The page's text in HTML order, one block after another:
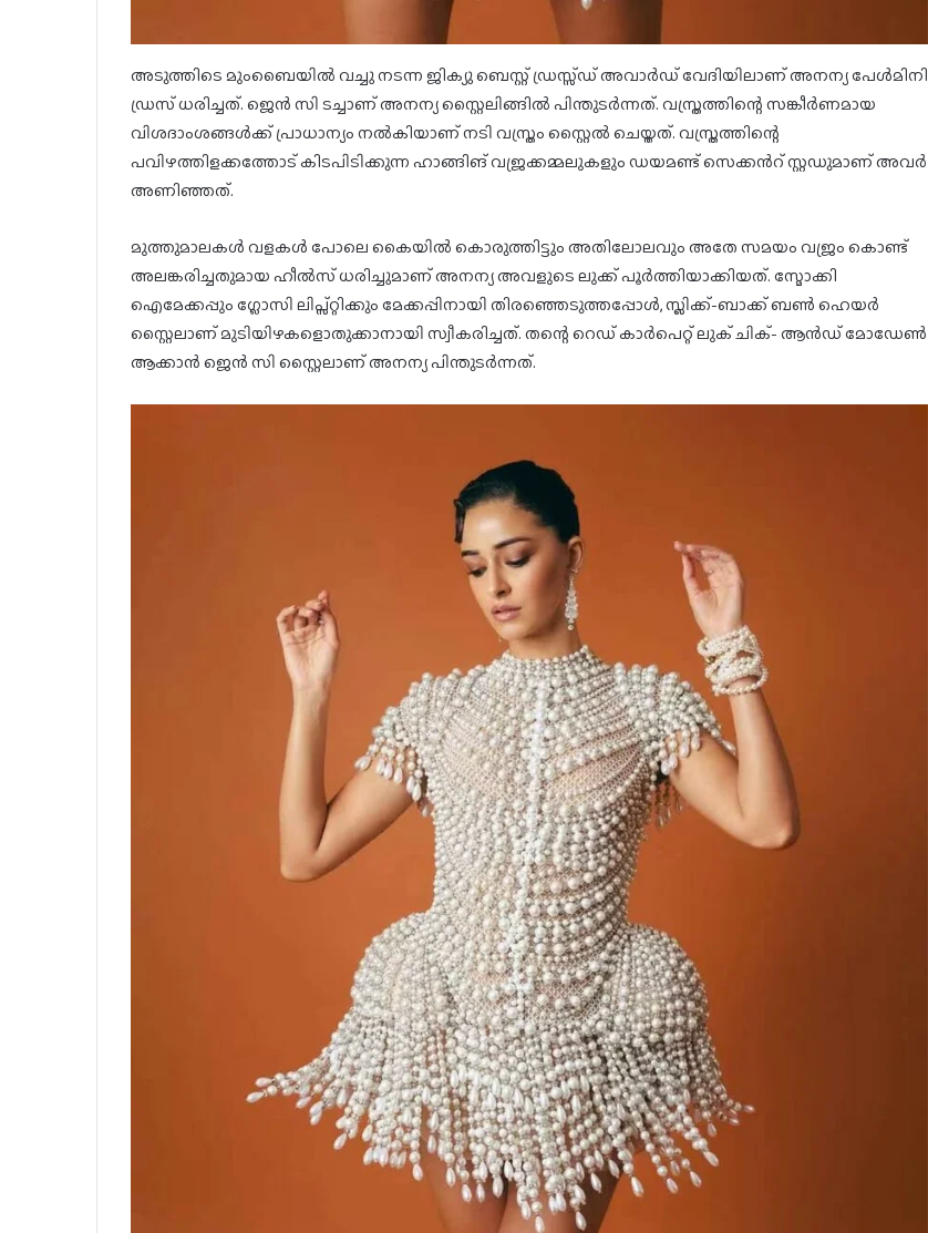
അടുത്തിടെ മുംബൈയിൽ വച്ചു നടന്ന ജിക്യു ബെസ്റ്റ് ഡ്രസ്സ്ഡ് അവാർഡ് വേദിയിലാണ് അനന്യ പേൾമിനി
ഡ്രസ് ധരിച്ചത്. ജെൻ സി ടച്ചാണ് അനന്യ സ്റ്റൈലിങ്ങിൽ പിന്തുടർന്നത്. വസ്ത്രത്തിന്റെ സങ്കീർണമായ
വിശദാംശങ്ങൾക്ക് പ്രാധാന്യം നൽകിയാണ് നടി വസ്ത്രം സ്റ്റൈൽ ചെയ്തത്. വസ്ത്രത്തിന്റെ
പവിഴത്തിളക്കത്തോട് കിടപിടിക്കുന്ന ഹാങ്ങിങ് വജ്രക്കമ്മലുകളും ഡയമണ്ട് സെക്കന്‍റ് സ്റ്റഡുമാണ് അവർ
അണിഞ്ഞത്.
മുത്തുമാലകൾ വളകൾ പോലെ കൈയിൽ കൊരുത്തിട്ടും അതിലോലവും അതേ സമയം വജ്രം കൊണ്ട്
അലങ്കരിച്ചതുമായ ഹീൽസ് ധരിച്ചുമാണ് അനന്യ അവളുടെ ലുക്ക് പൂർത്തിയാക്കിയത്. സ്മോക്കി
ഐമേക്കപ്പും ഗ്ലോസി ലിപ്സ്റ്റിക്കും മേക്കപ്പിനായി തിരഞ്ഞെടുത്തപ്പോൾ, സ്ലിക്ക്-ബാക്ക് ബൺ ഹെയർ
സ്റ്റൈലാണ് മുടിയിഴകളൊതുക്കാനായി സ്വീകരിച്ചത്. തന്റെ റെഡ് കാർപെറ്റ് ലുക് ചിക്- ആൻഡ് മോഡേൺ
ആക്കാൻ ജെൻ സി സ്റ്റൈലാണ് അനന്യ പിന്തുടർന്നത്.